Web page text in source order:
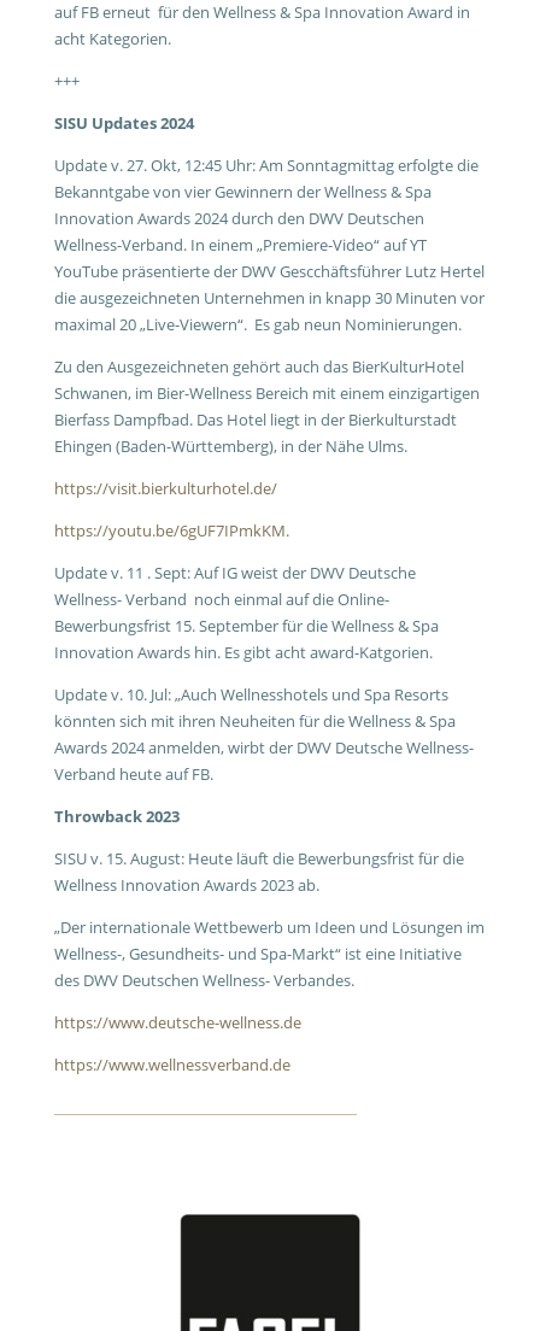
auf FB erneut für den Wellness & Spa Innovation Award in
acht Kategorien.
+++
SISU Updates 2024
Update v. 27. Okt, 12:45 Uhr: Am Sonntagmittag erfolgte die
Bekanntgabe von vier Gewinnern der Wellness & Spa
Innovation Awards 2024 durch den DWV Deutschen
Wellness-Verband. In einem „Premiere-Video“ auf YT
YouTube präsentierte der DWV Gescchäftsführer Lutz Hertel
die ausgezeichneten Unternehmen in knapp 30 Minuten vor
maximal 20 „Live-Viewern“. Es gab neun Nominierungen.
Zu den Ausgezeichneten gehört auch das BierKulturHotel
Schwanen, im Bier-Wellness Bereich mit einem einzigartigen
Bierfass Dampfbad. Das Hotel liegt in der Bierkulturstadt
Ehingen (Baden-Württemberg), in der Nähe Ulms.
https://visit.bierkulturhotel.de/
https://youtu.be/6gUF7IPmkKM.
Update v. 11 . Sept: Auf IG weist der DWV Deutsche
Wellness- Verband noch einmal auf die Online-
Bewerbungsfrist 15. September für die Wellness & Spa
Innovation Awards hin. Es gibt acht award-Katgorien.
Update v. 10. Jul: „Auch Wellnesshotels und Spa Resorts
könnten sich mit ihren Neuheiten für die Wellness & Spa
Awards 2024 anmelden, wirbt der DWV Deutsche Wellness-
Verband heute auf FB.
Throwback 2023
SISU v. 15. August: Heute läuft die Bewerbungsfrist für die
Wellness Innovation Awards 2023 ab.
„Der internationale Wettbewerb um Ideen und Lösungen im
Wellness-, Gesundheits- und Spa-Markt“ ist eine Initiative
des DWV Deutschen Wellness- Verbandes.
https://www.deutsche-wellness.de
https://www.wellnessverband.de